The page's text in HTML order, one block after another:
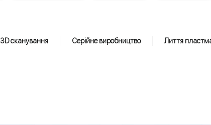
3D сканування Серійне виробництво Лиття